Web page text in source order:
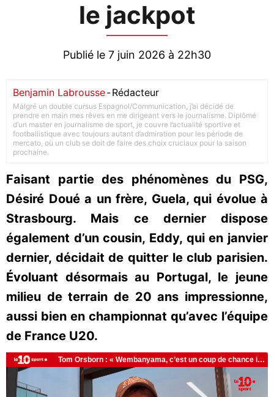
le jackpot
Publié le 7 juin 2026 à 22h30
Benjamin Labrousse-Rédacteur
Malgré un double cursus Espagnol/Communication, j’ai décidé de
prendre en main mes rêves en me dirigeant vers le journalisme. Diplômé
d’un master en journalisme de sport, je couvre l’actualité sportive et
footballistique avec toujours autant d’admiration pour les période de
mercato, où un club se doit de faire des choix cruciaux pour la saison
prochaine.
Faisant partie des phénomènes du PSG,
Désiré Doué a un frère, Guela, qui évolue à
Strasbourg. Mais ce dernier dispose
également d’un cousin, Eddy, qui en janvier
dernier, décidait de quitter le club parisien.
Évoluant désormais au Portugal, le jeune
milieu de terrain de 20 ans impressionne,
aussi bien en championnat qu’avec l’équipe
de France U20.